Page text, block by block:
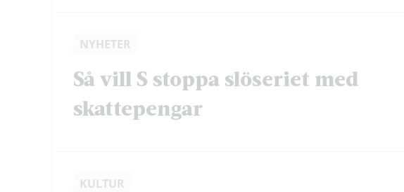
NYHETER
Så vill S stoppa slöseriet med
skattepengar
KULTUR